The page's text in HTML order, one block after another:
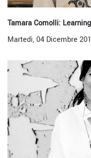
Tamara Comolli:
Martedì, 04 Dicembre